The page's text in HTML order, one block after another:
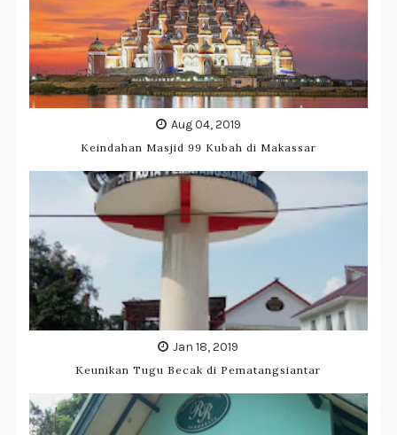
Aug 04, 2019
Keindahan Masjid 99 Kubah di Makassar
Jan 18, 2019
Keunikan Tugu Becak di Pematangsiantar